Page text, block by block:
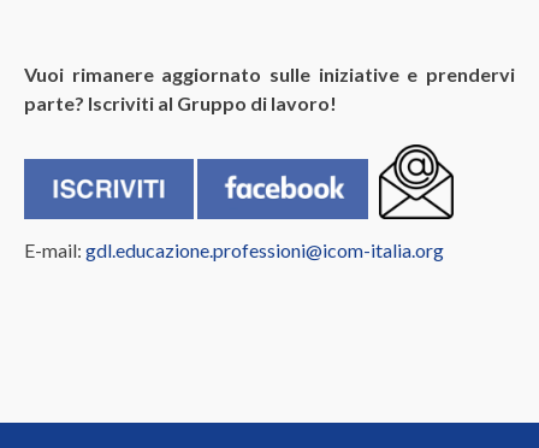
Vuoi rimanere aggiornato sulle iniziative e prendervi
parte? Iscriviti al Gruppo di lavoro!
E-mail: gdl.educazione.professioni@icom-italia.org